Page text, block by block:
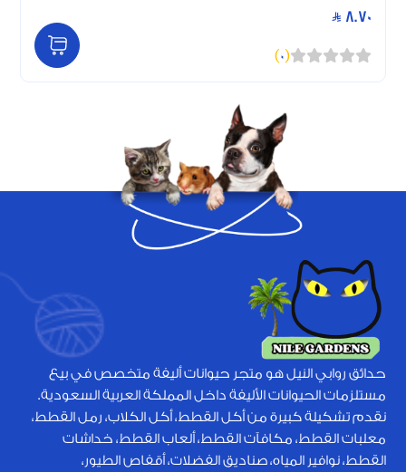
8.70
(
0
)
حدائق روابي النيل هو متجر حيوانات أليفة متخصص في بيع
مستلزمات الحيوانات الأليفة داخل المملكة العربية السعودية.
نقدم تشكيلة كبيرة من أكل القطط، أكل الكلاب، رمل القطط،
معلبات القطط، مكافآت القطط، ألعاب القطط، خداشات
القطط، نوافير المياه، صناديق الفضلات، أقفاص الطيور،